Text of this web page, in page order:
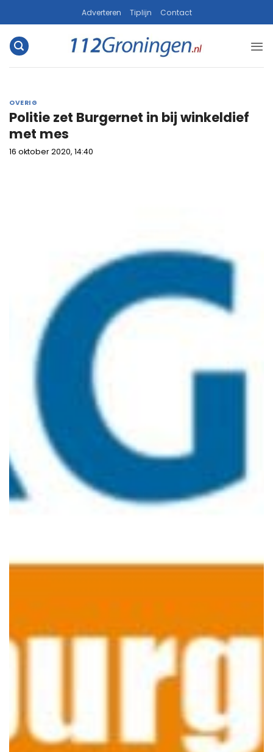
naar
inhoud
Adverteren Tiplijn Contact
OVERIG
Politie zet Burgernet in bij winkeldief
met mes
16 oktober 2020, 14:40